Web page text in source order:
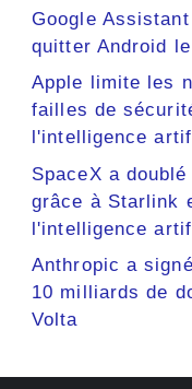
Google
quitter Android
Apple limite les
failles de
l'intelligence
SpaceX a
grâce à Starlink
l'intelligence
Anthropic a
10 milliards de
Volta